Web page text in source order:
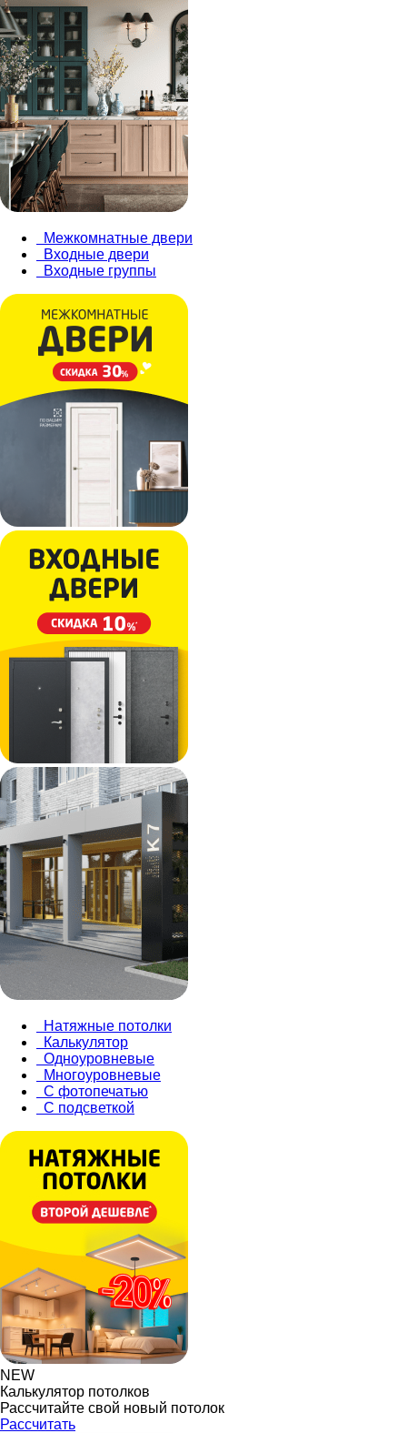
Межкомнатные двери
Входные двери
Входные группы
Натяжные потолки
Калькулятор
Одноуровневые
Многоуровневые
С фотопечатью
С подсветкой
NEW
Калькулятор потолков
Рассчитайте свой новый потолок
Рассчитать